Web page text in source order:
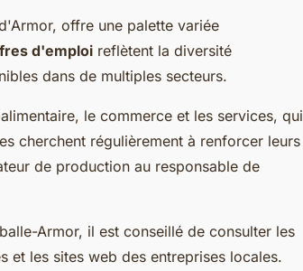
offre une palette variée
d'emploi reflètent la diversité
dans de multiples secteurs.
le commerce et les services, qui
cherchent régulièrement à renforcer leurs
de production au responsable de
Armor, il est conseillé de consulter les
et les sites web des entreprises locales.